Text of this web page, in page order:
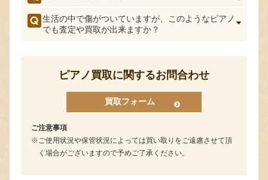
生活の中で傷がついていますが、このようなピアノ
でも査定や買取が出来ますか？
ピアノ買取に関するお問合わせ
買取フォーム
ご注意事項
ご使用状況や保管状況によっては買い取りをご遠慮させて頂
く場合がございますので予めご了承ください。